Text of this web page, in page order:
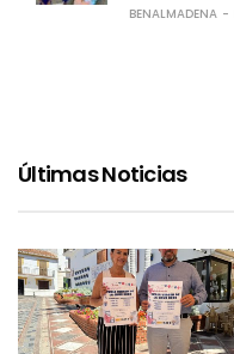
BENALMADENA
Últimas Noticias